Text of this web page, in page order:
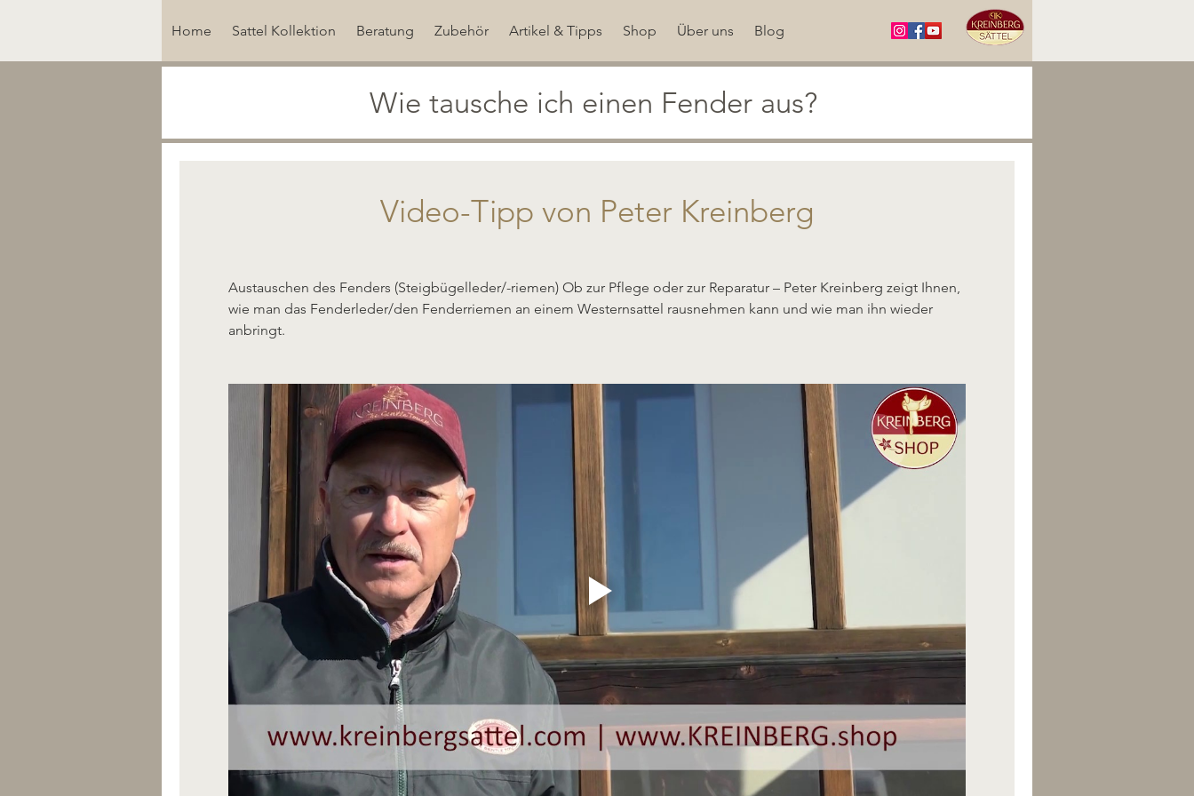
Home Sattel Kollektion Beratung Zubehör Artikel & Tipps Shop Über uns Blog
Wie tausche ich einen Fender aus?
Video-Tipp von Peter Kreinberg
Austauschen des Fenders (Steigbügelleder/-riemen) Ob zur Pflege oder zur Reparatur – Peter Kreinberg zeigt Ihnen,
wie man das Fenderleder/den Fenderriemen an einem Westernsattel rausnehmen kann und wie man ihn wieder
anbringt.